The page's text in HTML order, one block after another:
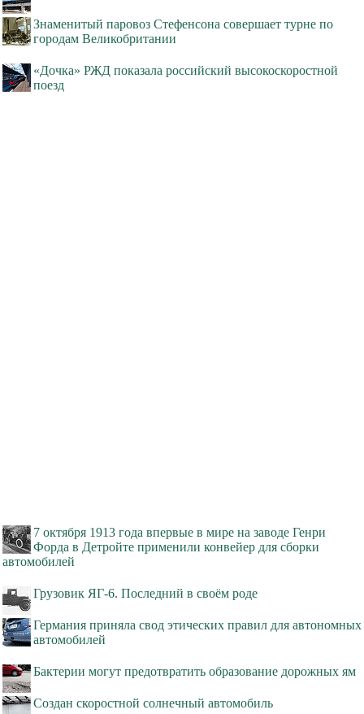
Знаменитый паровоз Стефенсона совершает турне по
городам Великобритании
«Дочка» РЖД показала российский высокоскоростной
поезд
7 октября 1913 года впервые в мире на заводе Генри
Форда в Детройте применили конвейер для сборки
автомобилей
Грузовик ЯГ-6. Последний в своём роде
Германия приняла свод этических правил для автономных
автомобилей
Бактерии могут предотвратить образование дорожных ям
Создан скоростной солнечный автомобиль